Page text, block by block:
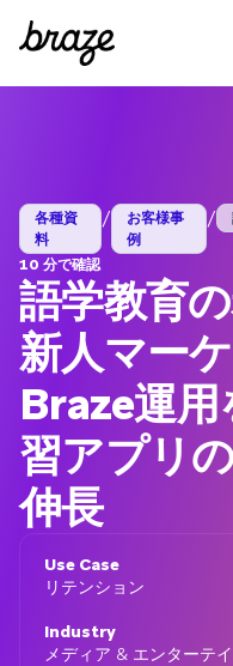
各種資
料
/
お客様事
例
/
10 分で確認
語学教育
新人マー
Braze運
習アプリ
伸長
Use Case
リテンション
Industry
メディア & エンターテ